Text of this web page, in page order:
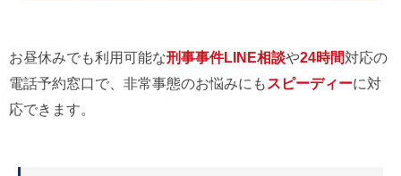
お昼休みでも利用可能な刑事事件LINE相談や24時間対応の
電話予約窓口で、非常事態のお悩みにも スピーディーに対
応できます。